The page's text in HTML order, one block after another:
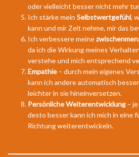
oder vielleicht besser nicht mehr
Ich stärke mein Selbstwertgefühl,
kann und mir Zeit nehme, mir das
Ich verbessere meine
da ich die Wirkung meines
verstehe und mich entsprechend
Empathie – durch mein eigenes
kann ich andere automatisch
leichter in sie hineinversetzen.
Persönliche Weiterentwicklung –
desto besser kann ich mich in eine
Richtung weiterentwickeln.